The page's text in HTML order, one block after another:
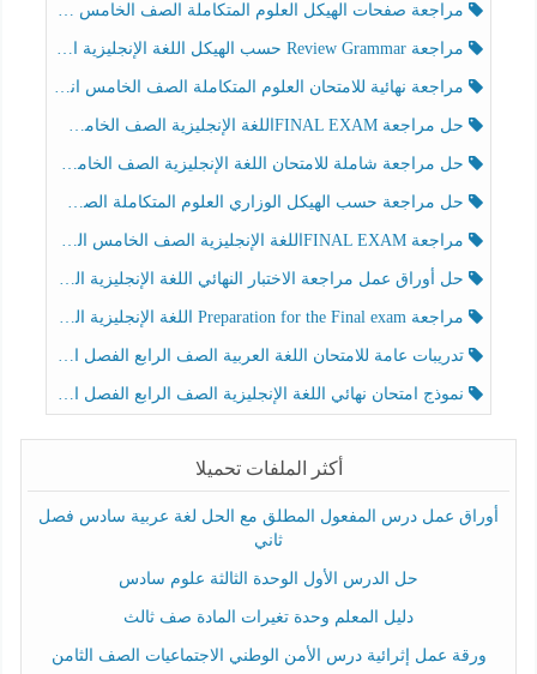
مراجعة صفحات الهيكل العلوم المتكاملة الصف الخامس انسبير الفصل الثالث
مراجعة Review Grammar حسب الهيكل اللغة الإنجليزية الصف الخامس الفصل الثالث
مراجعة نهائية للامتحان العلوم المتكاملة الصف الخامس انسبير الفصل الثالث
حل مراجعة FINAL EXAMاللغة الإنجليزية الصف الخامس الفصل الثالث
حل مراجعة شاملة للامتحان اللغة الإنجليزية الصف الخامس الفصل الثالث
حل مراجعة حسب الهيكل الوزاري العلوم المتكاملة الصف الخامس عام الفصل الثالث
مراجعة FINAL EXAMاللغة الإنجليزية الصف الخامس الفصل الثالث
حل أوراق عمل مراجعة الاختبار النهائي اللغة الإنجليزية الصف الرابع الفصل الثالث
مراجعة Preparation for the Final exam اللغة الإنجليزية الصف الرابع الفصل الثالث
تدريبات عامة للامتحان اللغة العربية الصف الرابع الفصل الثالث
نموذج امتحان نهائي اللغة الإنجليزية الصف الرابع الفصل الثالث
أكثر الملفات تحميلا
أوراق عمل درس المفعول المطلق مع الحل لغة عربية سادس فصل
ثاني
حل الدرس الأول الوحدة الثالثة علوم سادس
دليل المعلم وحدة تغيرات المادة صف ثالث
ورقة عمل إثرائية درس الأمن الوطني الاجتماعيات الصف الثامن